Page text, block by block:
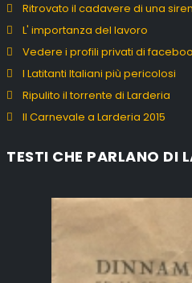
Ritrovato il cadavere di una
L' importanza del lavoro
Vedere i profili privati di
I Latitanti Italiani più pericolosi
Ripulito il torrente di Larderia
Il Carnevale a Larderia 2015
TESTI CHE PARLANO DI